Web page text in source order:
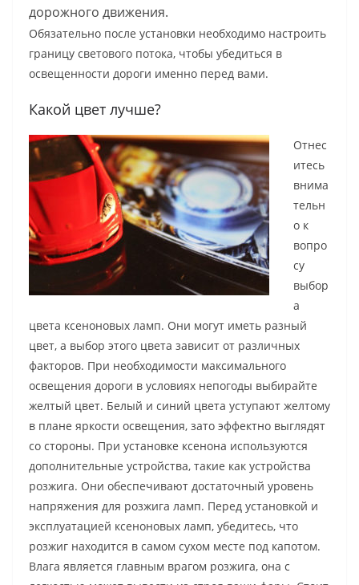
дорожного движения.
Обязательно после установки необходимо настроить
границу светового потока, чтобы убедиться в
освещенности дороги именно перед вами.
Какой цвет лучше?
Отнес
итесь
внима
тельн
о к
вопро
су
выбор
а
цвета ксеноновых ламп. Они могут иметь разный
цвет, а выбор этого цвета зависит от различных
факторов. При необходимости максимального
освещения дороги в условиях непогоды выбирайте
желтый цвет. Белый и синий цвета уступают желтому
в плане яркости освещения, зато эффектно выглядят
со стороны. При установке ксенона используются
дополнительные устройства, такие как устройства
розжига. Они обеспечивают достаточный уровень
напряжения для розжига ламп. Перед установкой и
эксплуатацией ксеноновых ламп, убедитесь, что
розжиг находится в самом сухом месте под капотом.
Влага является главным врагом розжига, она с